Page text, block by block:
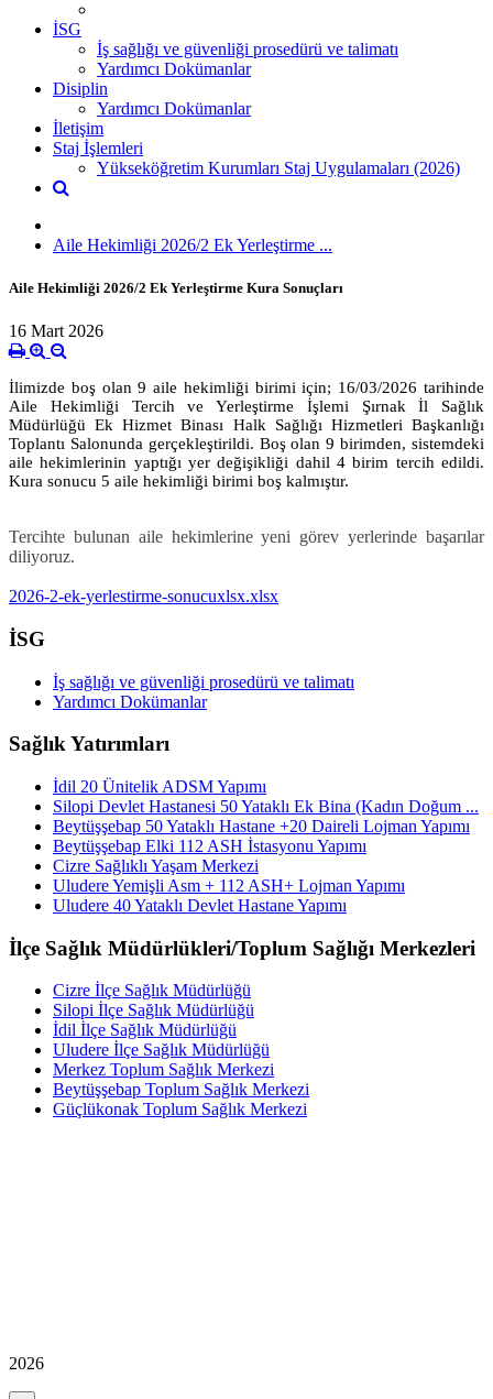
İSG
İş sağlığı ve güvenliği prosedürü ve talimatı
Yardımcı Dokümanlar
Disiplin
Yardımcı Dokümanlar
İletişim
Staj İşlemleri
Yükseköğretim Kurumları Staj Uygulamaları (2026)
Aile Hekimliği 2026/2 Ek Yerleştirme ...
Aile Hekimliği 2026/2 Ek Yerleştirme Kura Sonuçları
16 Mart 2026
İlimizde boş olan 9 aile hekimliği birimi için; 16/03/2026 tarihinde
Aile Hekimliği Tercih ve Yerleştirme İşlemi Şırnak İl Sağlık
Müdürlüğü Ek Hizmet Binası Halk Sağlığı Hizmetleri Başkanlığı
Toplantı Salonunda gerçekleştirildi. Boş olan 9 birimden, sistemdeki
aile hekimlerinin yaptığı yer değişikliği dahil 4 birim tercih edildi.
Kura sonucu 5 aile hekimliği birimi boş kalmıştır.
Tercihte bulunan aile hekimlerine yeni görev yerlerinde başarılar
diliyoruz.
2026-2-ek-yerlestirme-sonucuxlsx.xlsx
İSG
İş sağlığı ve güvenliği prosedürü ve talimatı
Yardımcı Dokümanlar
Sağlık Yatırımları
İdil 20 Ünitelik ADSM Yapımı
Silopi Devlet Hastanesi 50 Yataklı Ek Bina (Kadın Doğum ...
Beytüşşebap 50 Yataklı Hastane +20 Daireli Lojman Yapımı
Beytüşşebap Elki 112 ASH İstasyonu Yapımı
Cizre Sağlıklı Yaşam Merkezi
Uludere Yemişli Asm + 112 ASH+ Lojman Yapımı
Uludere 40 Yataklı Devlet Hastane Yapımı
İlçe Sağlık Müdürlükleri/Toplum Sağlığı Merkezleri
Cizre İlçe Sağlık Müdürlüğü
Silopi İlçe Sağlık Müdürlüğü
İdil İlçe Sağlık Müdürlüğü
Uludere İlçe Sağlık Müdürlüğü
Merkez Toplum Sağlık Merkezi
Beytüşşebap Toplum Sağlık Merkezi
Güçlükonak Toplum Sağlık Merkezi
2026